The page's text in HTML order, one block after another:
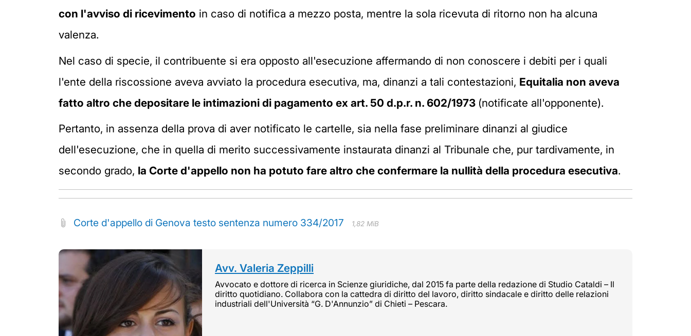
con l'avviso di ricevimento in caso di notifica a mezzo posta, mentre la sola ricevuta di ritorno non ha alcuna
valenza.
Nel caso di specie, il contribuente si era opposto all'esecuzione affermando di non conoscere i debiti per i quali
l'ente della riscossione aveva avviato la procedura esecutiva, ma, dinanzi a tali contestazioni, Equitalia non aveva
fatto altro che depositare le intimazioni di pagamento ex art. 50 d.p.r. n. 602/1973 (notificate all'opponente).
Pertanto, in assenza della prova di aver notificato le cartelle, sia nella fase preliminare dinanzi al giudice
dell'esecuzione, che in quella di merito successivamente instaurata dinanzi al Tribunale che, pur tardivamente, in
secondo grado, la Corte d'appello non ha potuto fare altro che confermare la nullità della procedura esecutiva.
Corte d'appello di Genova testo sentenza numero 334/2017 1,82 MiB
Avv. Valeria Zeppilli
Avvocato e dottore di ricerca in Scienze giuridiche, dal 2015 fa parte della redazione di Studio Cataldi – Il
diritto quotidiano. Collabora con la cattedra di diritto del lavoro, diritto sindacale e diritto delle relazioni
industriali dell'Università “G. D'Annunzio” di Chieti – Pescara.